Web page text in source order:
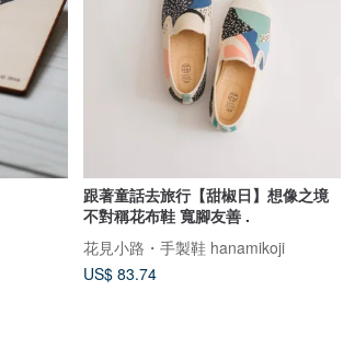
跟著童話去旅行【甜椒日】想像之境
不對稱花布鞋 寬腳友善 .
花見小路・手製鞋 hanamikoji
US$ 83.74